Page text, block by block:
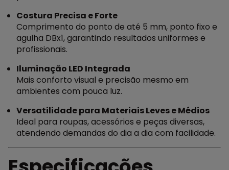
Costura Precisa e Forte
Comprimento do ponto de até 5 mm, ponto fixo e
agulha DBx1, garantindo resultados uniformes e
profissionais.
Iluminação LED Integrada
Mais conforto visual e precisão mesmo em
ambientes com pouca luz.
Versatilidade para Materiais Leves e Médios
Ideal para roupas, acessórios e peças diversas,
atendendo demandas do dia a dia com facilidade.